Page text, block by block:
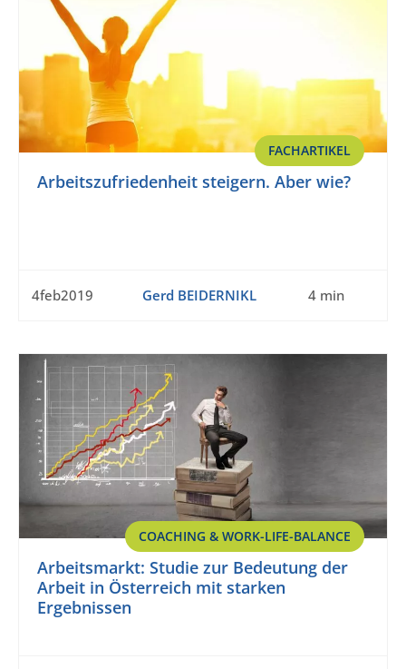
FACHARTIKEL
Arbeitszufriedenheit steigern. Aber wie?
4feb2019 Gerd BEIDERNIKL 4 min
COACHING & WORK-LIFE-BALANCE
Arbeitsmarkt: Studie zur Bedeutung der
Arbeit in Österreich mit starken
Ergebnissen